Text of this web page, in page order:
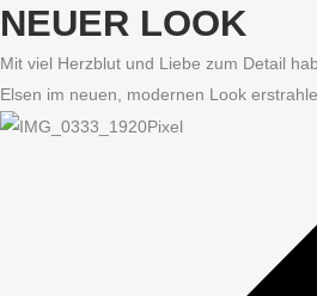
NEUER LOOK
Mit viel Herzblut und Liebe zum Detail
Elsen im neuen, modernen Look